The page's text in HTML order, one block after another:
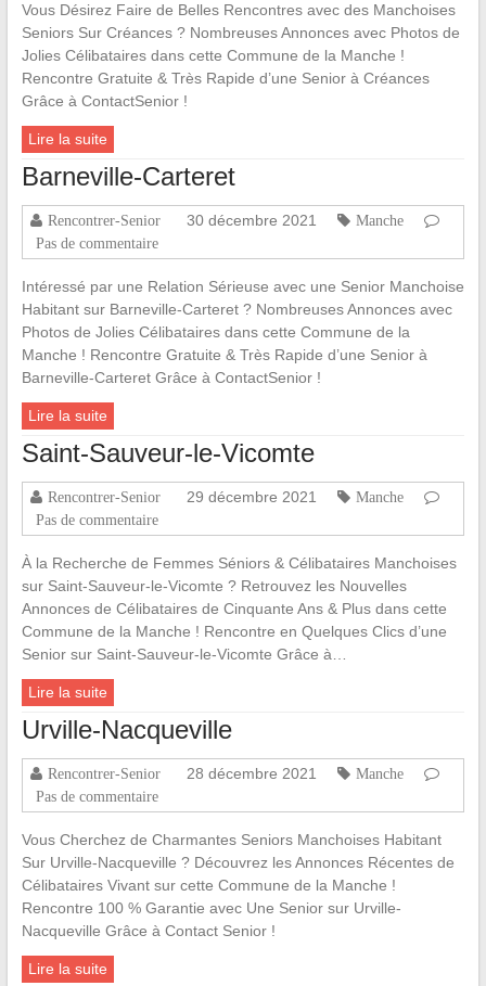
Vous Désirez Faire de Belles Rencontres avec des Manchoises
Seniors Sur Créances ? Nombreuses Annonces avec Photos de
Jolies Célibataires dans cette Commune de la Manche !
Rencontre Gratuite & Très Rapide d’une Senior à Créances
Grâce à ContactSenior !
Lire la suite
Barneville-Carteret
Rencontrer-Senior 30 décembre 2021
Manche
Pas de commentaire
Intéressé par une Relation Sérieuse avec une Senior Manchoise
Habitant sur Barneville-Carteret ? Nombreuses Annonces avec
Photos de Jolies Célibataires dans cette Commune de la
Manche ! Rencontre Gratuite & Très Rapide d’une Senior à
Barneville-Carteret Grâce à ContactSenior !
Lire la suite
Saint-Sauveur-le-Vicomte
Rencontrer-Senior 29 décembre 2021
Manche
Pas de commentaire
À la Recherche de Femmes Séniors & Célibataires Manchoises
sur Saint-Sauveur-le-Vicomte ? Retrouvez les Nouvelles
Annonces de Célibataires de Cinquante Ans & Plus dans cette
Commune de la Manche ! Rencontre en Quelques Clics d’une
Senior sur Saint-Sauveur-le-Vicomte Grâce à…
Lire la suite
Urville-Nacqueville
Rencontrer-Senior 28 décembre 2021
Manche
Pas de commentaire
Vous Cherchez de Charmantes Seniors Manchoises Habitant
Sur Urville-Nacqueville ? Découvrez les Annonces Récentes de
Célibataires Vivant sur cette Commune de la Manche !
Rencontre 100 % Garantie avec Une Senior sur Urville-
Nacqueville Grâce à Contact Senior !
Lire la suite